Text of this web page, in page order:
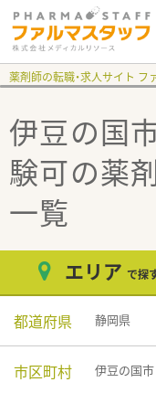
薬剤師の転職・求人サイト フ
伊豆の国
験可の薬
一覧
エリア で探
都道府県 静岡県
市区町村 伊豆の国市